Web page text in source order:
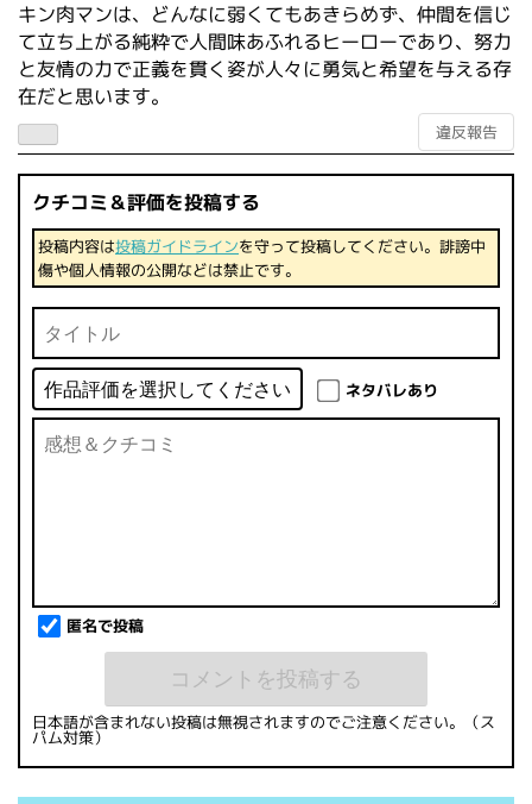
キン肉マンは、どんなに弱くてもあきらめず、仲間を信じ
て立ち上がる純粋で人間味あふれるヒーローであり、努力
と友情の力で正義を貫く姿が人々に勇気と希望を与える存
在だと思います。
違反報告
クチコミ＆評価を投稿する
投稿内容は投稿ガイドラインを守って投稿してください。誹謗中
傷や個人情報の公開などは禁止です。
ネタバレあり
匿名で投稿
日本語が含まれない投稿は無視されますのでご注意ください。（ス
パム対策）